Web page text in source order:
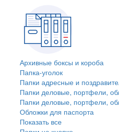
Архивные боксы и короба
Папка-уголок
Папки адресные и
Папки деловые, портфели,
Папки деловые, портфели,
Обложки для паспорта
Показать все